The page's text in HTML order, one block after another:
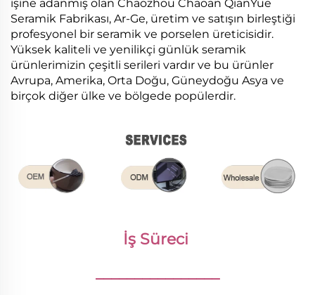
işine adanmış olan Chaozhou Chaoan QianYue
Seramik Fabrikası, Ar-Ge, üretim ve satışın birleştiği
profesyonel bir seramik ve porselen üreticisidir.
Yüksek kaliteli ve yenilikçi günlük seramik
ürünlerimizin çeşitli serileri vardır ve bu ürünler
Avrupa, Amerika, Orta Doğu, Güneydoğu Asya ve
birçok diğer ülke ve bölgede popülerdir.
İş Süreci
________________